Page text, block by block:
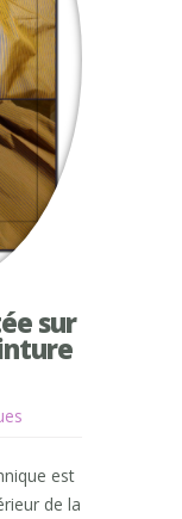
sur
est
de la